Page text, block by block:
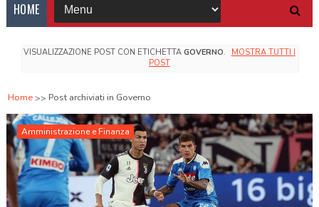
HOME
VISUALIZZAZIONE POST CON ETICHETTAGOVERNO.
MOSTRA TUTTI I
POST
Home Post archiviati in Governo
Amministrazione e Finanza